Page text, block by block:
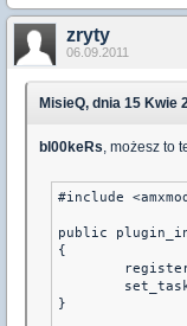
zryty
06.09.2011
MisieQ, dnia 15 Kwie
bl00keRs , możesz to
#include
public
{
}